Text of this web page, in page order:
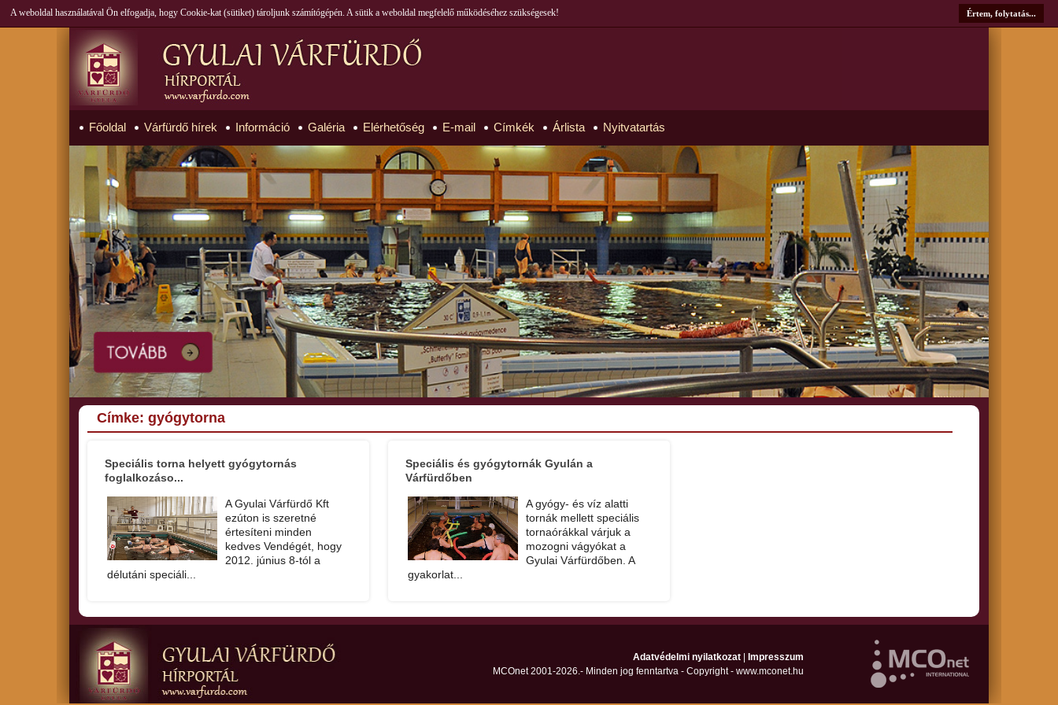
A weboldal használatával Ön elfogadja, hogy Cookie-kat (sütiket) tároljunk számítógépén. A sütik a weboldal megfelelő működéséhez szükségesek! Értem, folytatás...
Főoldal Várfürdő hírek Információ Galéria Elérhetőség E-mail Címkék Árlista Nyitvatartás
Címke: gyógytorna
Speciális torna helyett gyógytornás
foglalkozáso...
A Gyulai Várfürdő Kft
ezúton is szeretné
értesíteni minden
kedves Vendégét, hogy
2012. június 8-tól a
délutáni speciáli...
Speciális és gyógytornák Gyulán a
Várfürdőben
A gyógy- és víz alatti
tornák mellett speciális
tornaórákkal várjuk a
mozogni vágyókat a
Gyulai Várfürdőben. A
gyakorlat...
Adatvédelmi nyilatkozat
Impresszum
MCOnet 2001-2026.- Minden jog fenntartva - Copyright - www.mconet.hu